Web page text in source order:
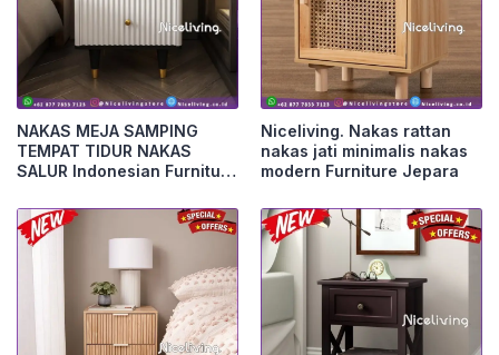
NAKAS MEJA SAMPING
TEMPAT TIDUR NAKAS
SALUR Indonesian Furniture
Niceliving. Nakas rattan
nakas jati minimalis nakas
modern Furniture Jepara